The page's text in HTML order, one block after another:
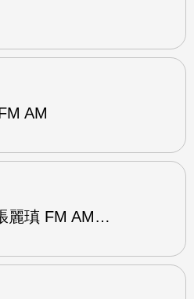
AM
麗瑱 FM AM…